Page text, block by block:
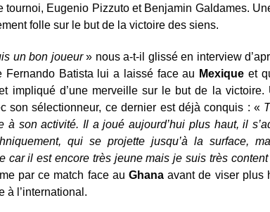
Eugenio Pizzuto et Benjamin Galdames.
folle sur le but de la victoire des siens.
un bon joueur» nous a-t-il glissé en interview
Fernando Batista lui a laissé face au Mexique et
impliqué d’une merveille sur le but de la victoire.
son sélectionneur, ce dernier est déjà conquis : «
à son activité. Il a joué aujourd’hui plus haut, il
qui se projette jusqu’à la surface,
car il est encore très jeune mais je suis très content
par ce match face au Ghanaavant de viser plus
à l’international.